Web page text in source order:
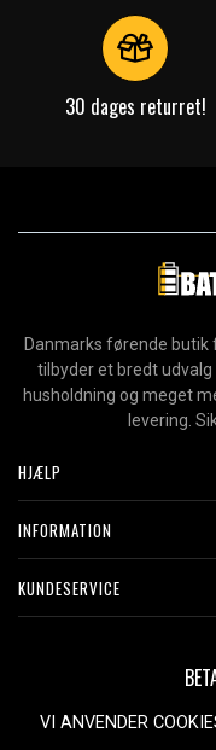
30 dages returret!
Danmarks førende butik
tilbyder et bredt
husholdning og meget
levering.
HJÆLP
INFORMATION
KUNDESERVICE
VI ANVENDER